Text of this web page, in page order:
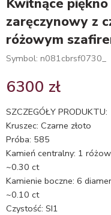
Kwitnące
zaręczynowy z
różowym
Symbol: n081cbrsf0730_
6300 zł
SZCZEGÓŁY PRODUKTU:
Kruszec: Czarne złoto
Próba: 585
Kamień centralny: 1
~0.30 ct
Kamienie boczne: 6
~0.10 ct
Czystość: SI1